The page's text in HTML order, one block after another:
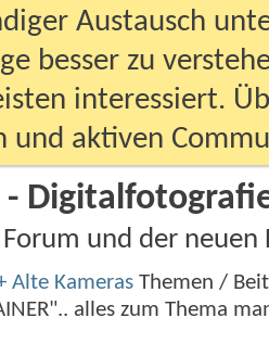
Austausch
besser zu
interessiert.
und aktiven
-
und der neuen
Alte Kameras Themen /
alles zum Thema